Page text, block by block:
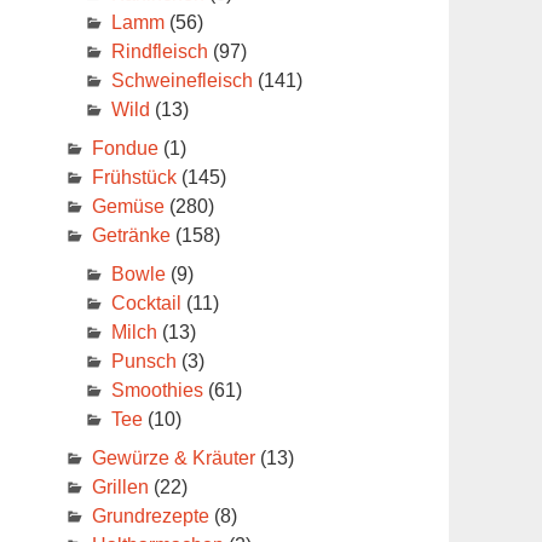
Lamm(56)
Rindfleisch (97)
Schweinefleisch (141)
Wild (13)
Fondue(1)
Frühstück(145)
Gemüse(280)
Getränke(158)
Bowle(9)
Cocktail (11)
Milch (13)
Punsch (3)
Smoothies(61)
Tee(10)
Gewürze & Kräuter(13)
Grillen (22)
Grundrezepte(8)